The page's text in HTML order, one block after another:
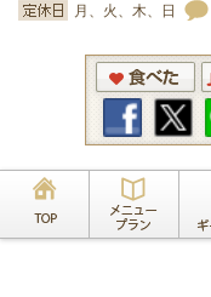
月、火、木、日